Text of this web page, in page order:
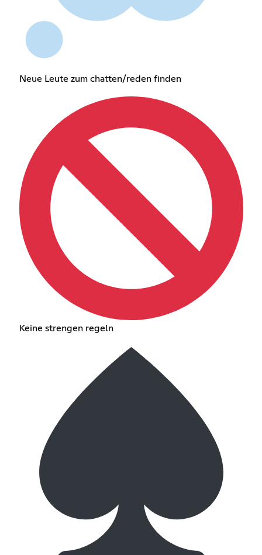
Neue Leute zum chatten/reden finden
Keine strengen regeln